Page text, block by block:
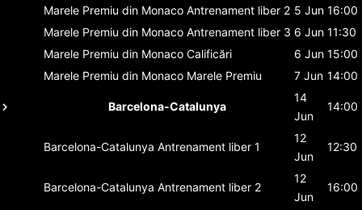
Marele Premiu din Monaco Antrenament liber 2 5 Jun 16:00
Marele Premiu din Monaco Antrenament liber 3 6 Jun 11:30
Marele Premiu din Monaco Calificări 6 Jun 15:00
Marele Premiu din Monaco Marele Premiu 7 Jun 14:00
Barcelona-Catalunya
14
Jun
14:00
Barcelona-Catalunya Antrenament liber 1
12
Jun
12:30
Barcelona-Catalunya Antrenament liber 2
12
Jun
16:00